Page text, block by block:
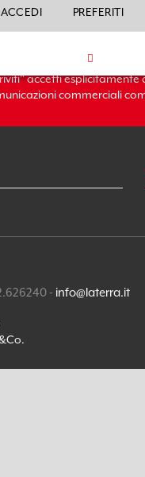
ACCEDI PREFERITI
accetti esplicitamente
commerciali
- info@laterra.it